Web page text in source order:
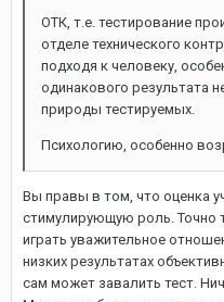
ОТК, т.е. тестирование
отделе технического
подходя к человеку,
одинакового результата
природы тестируемых.
Психологию, особенно
Вы правы в том, что оценка
стимулирующую роль.
играть уважительное
низких результатах
сам может завалить тест.